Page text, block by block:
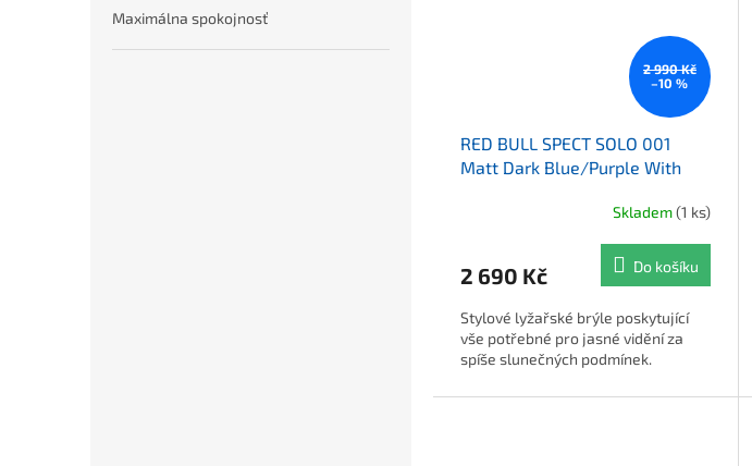
Maximálna spokojnosť
2 990 Kč
–10 %
RED BULL SPECT SOLO 001
Matt Dark Blue/Purple With
Skladem(1 ks)
2 690 Kč Do košíku
Stylové lyžařské brýle poskytující
vše potřebné pro jasné vidění za
spíše slunečných podmínek.